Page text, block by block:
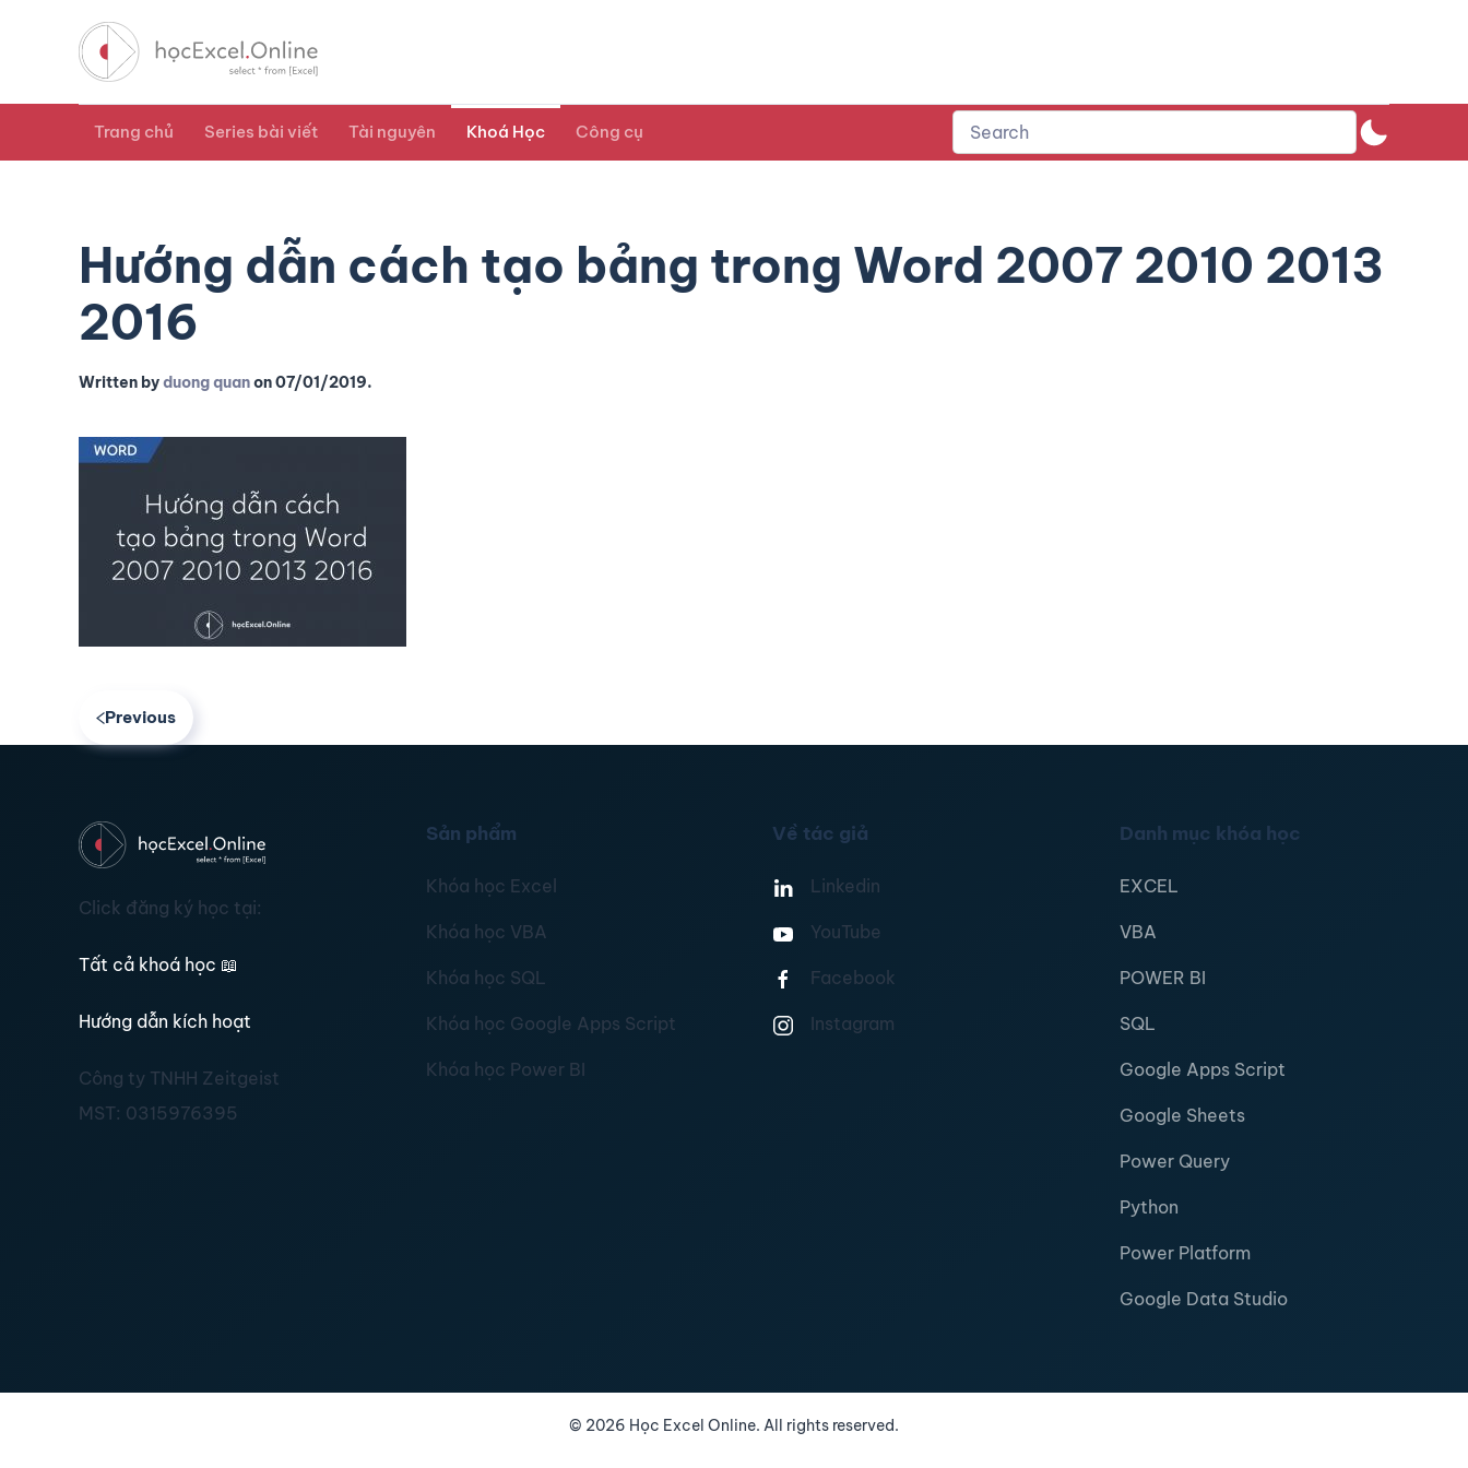
Trang chủ Series bài viết Tài nguyên Khoá Học Công cụ
Hướng dẫn cách tạo bảng trong Word 2007 2010 2013
2016
Written byduong quanon07/01/2019.
Previous
Click đăng ký học tại:
Tất cả khoá học 📖
Hướng dẫn kích hoạt
Công ty TNHH Zeitgeist
MST: 0315976395
Sản phẩm
Khóa học Excel
Khóa học VBA
Khóa học SQL
Khóa học Google Apps Script
Khóa học Power BI
Về tác giả
Linkedin
YouTube
Facebook
Instagram
Danh mục khóa học
EXCEL
VBA
POWER BI
SQL
Google Apps Script
Google Sheets
Power Query
Python
Power Platform
Google Data Studio
© 2026 Học Excel Online. All rights reserved.